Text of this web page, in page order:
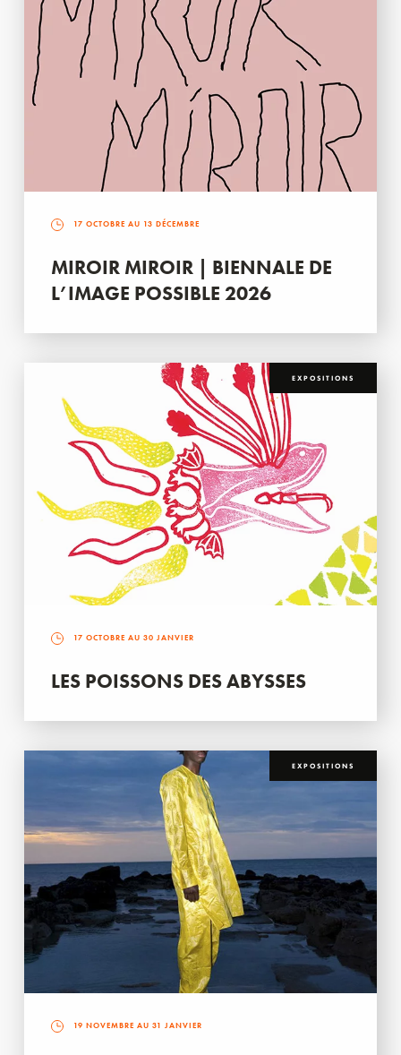
17 OCTOBRE AU 13 DÉCEMBRE
MIROIR MIROIR | BIENNALE DE
L’IMAGE POSSIBLE 2026
EXPOSITIONS
17 OCTOBRE AU 30 JANVIER
LES POISSONS DES ABYSSES
EXPOSITIONS
19 NOVEMBRE AU 31 JANVIER